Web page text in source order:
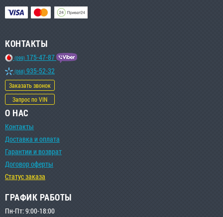
КОНТАКТЫ
(099) 175-47-87
(068) 935-52-32
Заказать звонок
Запрос по VIN
О НАС
Контакты
Доставка и оплата
Гарантии и возврат
Договор оферты
Статус заказа
ГРАФИК РАБОТЫ
Пн-Пт: 9:00-18:00